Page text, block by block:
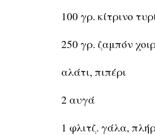
100 γρ. κίτρινο
250 γρ. ζαμπόν
αλάτι, πιπέρι
2 αυγά
1 φλιτζ. γάλα,